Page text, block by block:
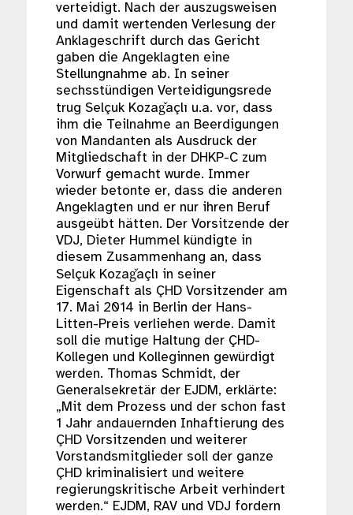
verteidigt. Nach der auszugsweisen
und damit wertenden Verlesung der
Anklageschrift durch das Gericht
gaben die Angeklagten eine
Stellungnahme ab. In seiner
sechsstündigen Verteidigungsrede
trug Selçuk Kozaǧaçlı u.a. vor, dass
ihm die Teilnahme an Beerdigungen
von Mandanten als Ausdruck der
Mitgliedschaft in der DHKP-C zum
Vorwurf gemacht wurde. Immer
wieder betonte er, dass die anderen
Angeklagten und er nur ihren Beruf
ausgeübt hätten. Der Vorsitzende der
VDJ, Dieter Hummel kündigte in
diesem Zusammenhang an, dass
Selçuk Kozaǧaçlı in seiner
Eigenschaft als ÇHD Vorsitzender am
17. Mai 2014 in Berlin der Hans-
Litten-Preis verliehen werde. Damit
soll die mutige Haltung der ÇHD-
Kollegen und Kolleginnen gewürdigt
werden. Thomas Schmidt, der
Generalsekretär der EJDM, erklärte:
„Mit dem Prozess und der schon fast
1 Jahr andauernden Inhaftierung des
ÇHD Vorsitzenden und weiterer
Vorstandsmitglieder soll der ganze
ÇHD kriminalisiert und weitere
regierungskritische Arbeit verhindert
werden.“ EJDM, RAV und VDJ fordern